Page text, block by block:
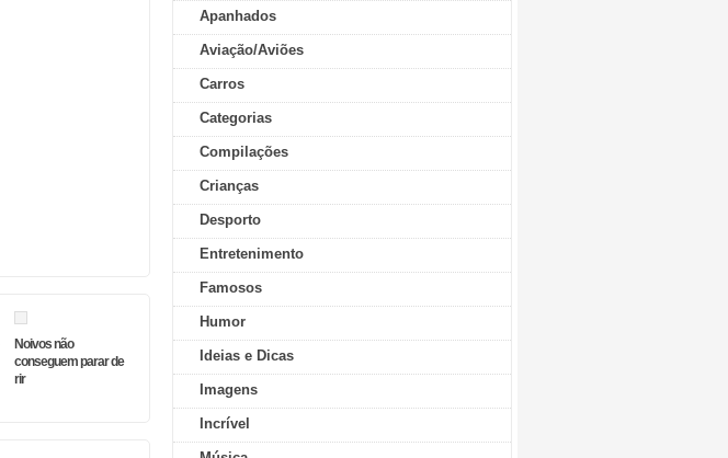
Noivos não
conseguem parar de
rir
Apanhados
Aviação/Aviões
Carros
Categorias
Compilações
Crianças
Desporto
Entretenimento
Famosos
Humor
Ideias e Dicas
Imagens
Incrível